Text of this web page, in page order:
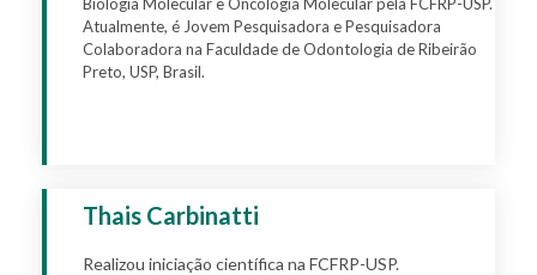
Atualmente, é Jovem Pesquisadora e Pesquisadora
Colaboradora na Faculdade de Odontologia de Ribeirão
Preto, USP, Brasil.
Thais Carbinatti
Realizou iniciação científica na FCFRP-USP.